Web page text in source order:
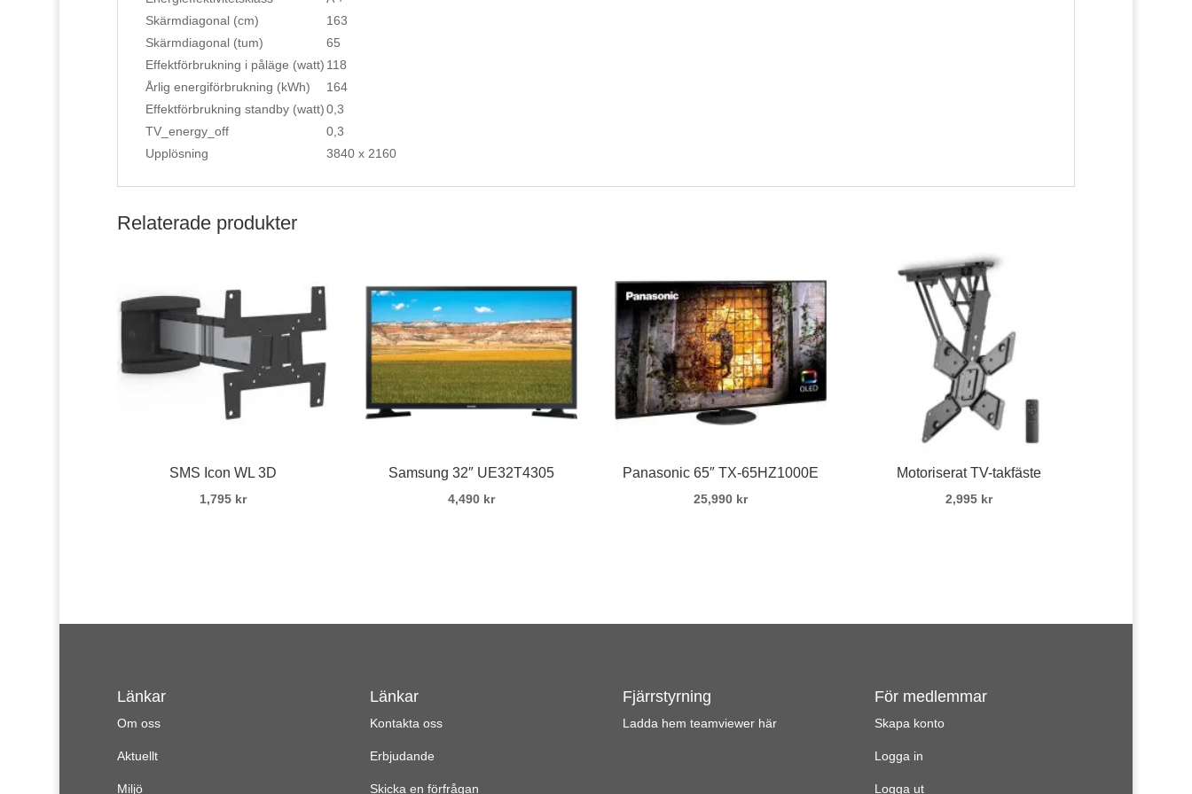
Skärmdiagonal (cm)
163
Skärmdiagonal (tum)
65
Effektförbrukning i påläge (watt) 118
Årlig energiförbrukning (kWh)
164
Effektförbrukning standby (watt)0,3
TV_energy_off
0,3
Upplösning
3840 x 2160
Relaterade produkter
SMS Icon WL 3D
1,795 kr
Samsung 32″ UE32T4305
4,490 kr
Panasonic 65″ TX-65HZ1000E
25,990 kr
Motoriserat TV-takfäste
2,995 kr
Länkar
Om oss
Aktuellt
Miljö
Länkar
Kontakta oss
Erbjudande
Skicka en förfrågan
Fjärrstyrning
Ladda hem teamviewer här
För medlemmar
Skapa konto
Logga in
Logga ut